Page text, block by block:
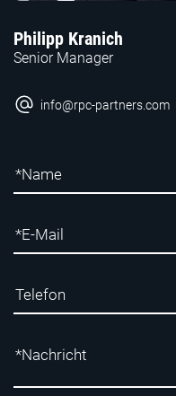
Philipp Kranich
Senior Manager
info@rpc-partners.com